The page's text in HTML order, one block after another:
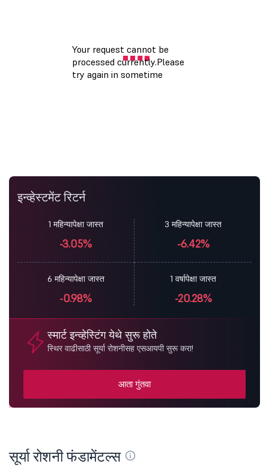
इन्व्हेस्टमेंट रिटर्न
1 महिन्यापेक्षा जास्त
-3.05%
3 महिन्यापेक्षा जास्त
-6.42%
6 महिन्यापेक्षा जास्त
-0.98%
1 वर्षापेक्षा जास्त
-20.28%
स्मार्ट इन्व्हेस्टिंग येथे सुरू होते
स्थिर वाढीसाठी सूर्या रोशनीसह एसआयपी सुरू करा!
आता गुंतवा
सूर्या रोशनी फंडामेंटल्स